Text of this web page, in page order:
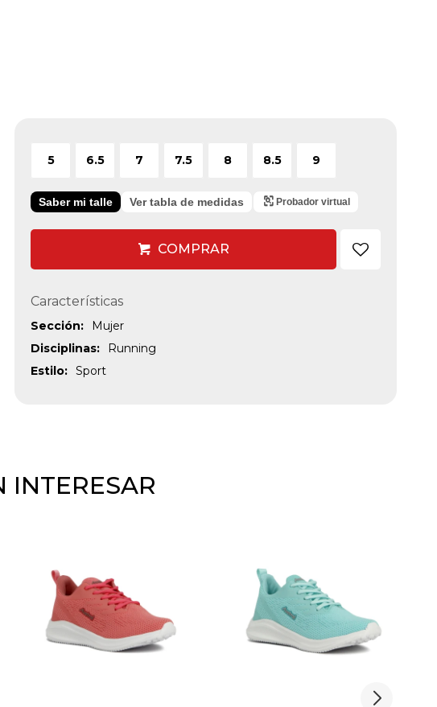
5 6.5 7 7.5 8 8.5 9
Saber mi talle Ver tabla de medidas Probador virtual
COMPRAR
Características
Sección
Mujer
Disciplinas
Running
Estilo
Sport
INTERESAR